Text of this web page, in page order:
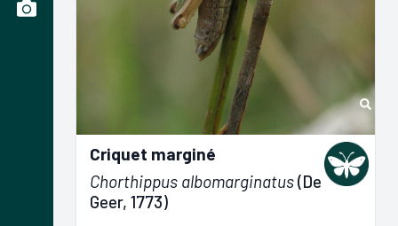
Criquet marginé
Chorthippus albomarginatus(De
Geer, 1773)